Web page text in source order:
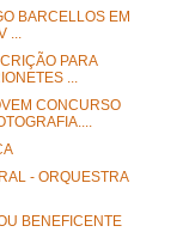
BARCELLOS EM
...
PARA
...
CONCURSO
- ORQUESTRA
BENEFICENTE